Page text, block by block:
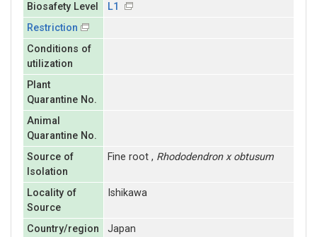
Biosafety Level
L1
Restriction
Conditions of
utilization
Plant
Quarantine No.
Animal
Quarantine No.
Source of
Isolation
Fine root , Rhododendron x obtusum
Locality of
Source
Ishikawa
Country/region
Japan